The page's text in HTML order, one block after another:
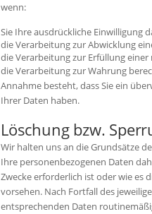
wenn:
Sie Ihre ausdrückliche Einwilligung
die Verarbeitung zur Abwicklung
die Verarbeitung zur Erfüllung
die Verarbeitung zur Wahrung
Annahme besteht, dass Sie ein
Ihrer Daten haben.
Löschung bzw.
Wir halten uns an die Grundsätze
Ihre personenbezogenen Daten
Zwecke erforderlich ist oder wie es
vorsehen. Nach Fortfall des
entsprechenden Daten